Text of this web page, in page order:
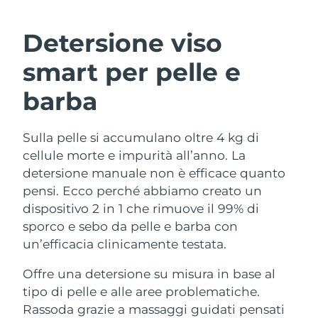
Detersione viso
smart per pelle e
barba
Sulla pelle si accumulano oltre 4 kg di
cellule morte e impurità all’anno. La
detersione manuale non è efficace quanto
pensi. Ecco perché abbiamo creato un
dispositivo 2 in 1 che rimuove il 99% di
sporco e sebo da pelle e barba con
un’efficacia clinicamente testata.
Offre una detersione su misura in base al
tipo di pelle e alle aree problematiche.
Rassoda grazie a massaggi guidati pensati
Detersione viso
LUNA™ 4 pacchetto
LUNA™ 4 Plus
Massage, LED heating
LUNA™ 4 Men
For men, anti-aging massage
Lifting viso
BEAR™ 2 pacchetto
BEAR™ 2 go
Microcurrent toning on-the-go
BEAR™ 2 eyes & lips
Microcurrent line smoothing device
Idratazione
UFO™ 3 pacchetto
Deep facial hydration
Near-infrared and red light therapy
device
Igiene orale
issa™ 4
Hybrid silicone sonic toothbrush
issa™ 4 plus
Smart hybrid silicone sonic toothbrush
TRATTAMENTI ANTI-AGE FAQ™
Anti-age Trattamenti LED
NEW
Bahrein Consegna stimata
Belgio
Bosnia ed
Erzegovina
Consegna stimata
Brunei Consegna stimata
Bulgaria
Canada Consegna stimata8/15/26
Cile Consegna stimata 8/15/26